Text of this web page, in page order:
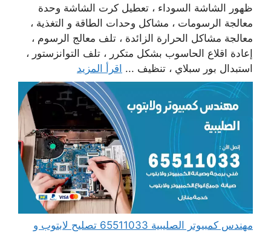
ظهور الشاشة السوداء ، تعطيل كرت الشاشة وحدة
معالجة الرسومات ، مشاكل وحدات الطاقة و التغذية ،
معالجة مشاكل الحرارة الزائدة ، تلف معالج الرسوم ،
إعادة اقلاع الحاسوب بشكل متكرر ، تلف التوانزستور ،
استبدال بور سبلاي ، تنظيف ... اقرأ المزيد
مهندس كمبيوتر الصليبية 65511033 تصليح لابتوب و